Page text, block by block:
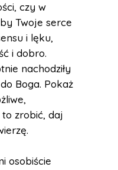
czy w
Twoje serce
i lęku,
i dobro.
nachodziły
Boga. Pokaż
to zrobić, daj
osobiście